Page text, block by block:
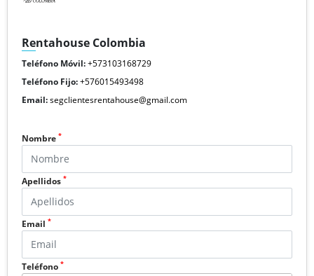
Rentahouse Colombia
Teléfono Móvil:+573103168729
Teléfono Fijo:+576015493498
Email:segclientesrentahouse@gmail.com
Nombre *
Apellidos *
Email *
Teléfono *